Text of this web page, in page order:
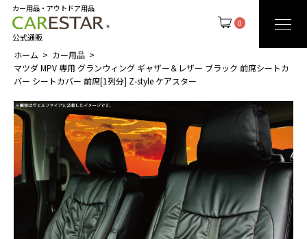
0
カー用品・アウトドア用品
公式通販
ホーム
カー用品
マツダ MPV 専用 グランウィング ギャザー＆レザー ブラック 前席シートカ
バー シートカバー 前席[1列分] Z-style ケアスター